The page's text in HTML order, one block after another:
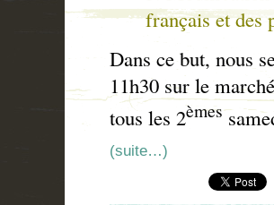
français et des
Dans ce but, nous
11h30 sur le
tous les 2èmes
(suite…)